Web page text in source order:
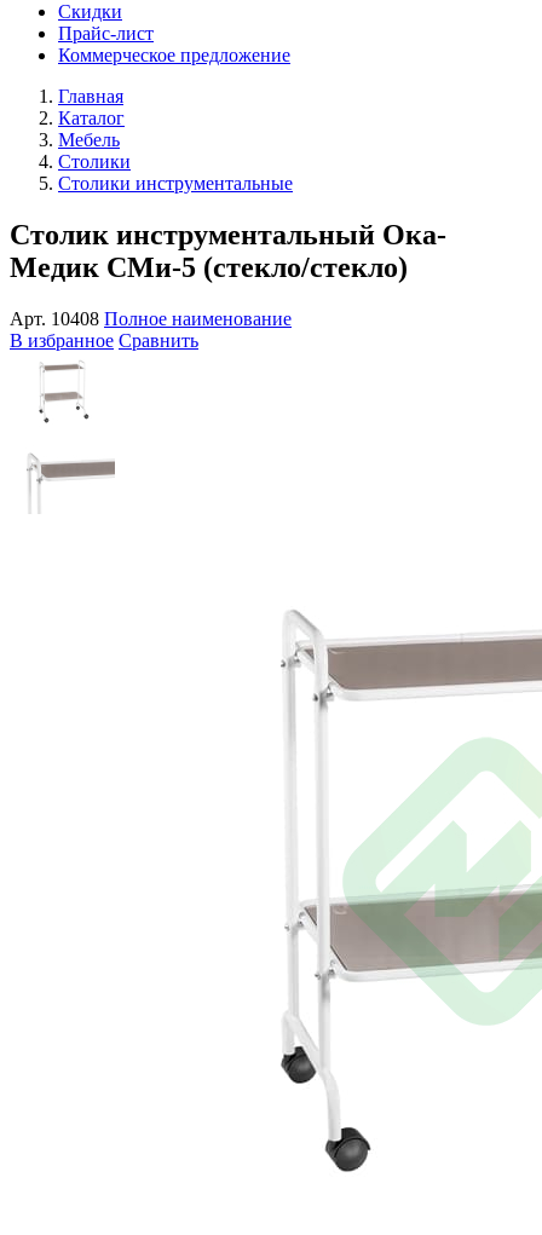
Скидки
Прайс-лист
Коммерческое предложение
Главная
Каталог
Мебель
Столики
Столики инструментальные
Столик инструментальный Ока-
Медик СМи-5 (стекло/стекло)
Арт. 10408 Полное наименование
В избранное Сравнить